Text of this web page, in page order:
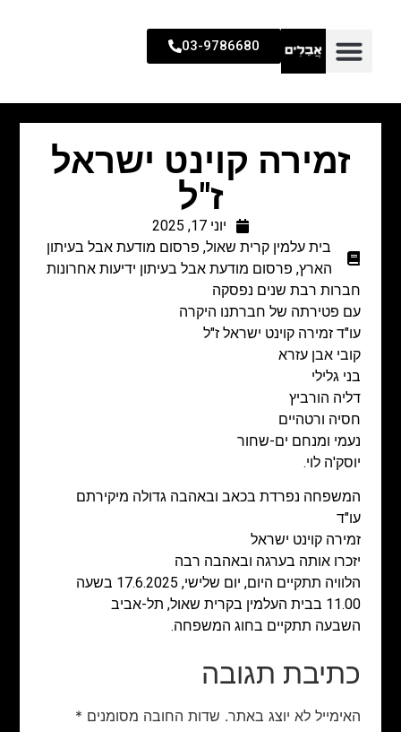
03-9786680
זמירה קוינט ישראל
ז"ל
יוני 17, 2025
בית עלמין קרית שאול, פרסום מודעת אבל בעיתון
הארץ, פרסום מודעת אבל בעיתון ידיעות אחרונות
חברות רבת שנים נפסקה
עם פטירתה של חברתנו היקרה
עו"ד זמירה קוינט ישראל ז"ל
קובי אבן עזרא
בני גלילי
דליה הורביץ
חסיה ורטהיים
נעמי ומנחם ים-שחור
יוסק'ה לוי.
המשפחה נפרדת בכאב ובאהבה גדולה מיקירתם
עו"ד
זמירה קוינט ישראל
יזכרו אותה בערגה ובאהבה רבה
הלוויה תתקיים היום, יום שלישי, 17.6.2025 בשעה
11.00 בבית העלמין בקרית שאול, תל-אביב
השבעה תתקיים בחוג המשפחה.
כתיבת תגובה
האימייל לא יוצג באתר. שדות החובה מסומנים *